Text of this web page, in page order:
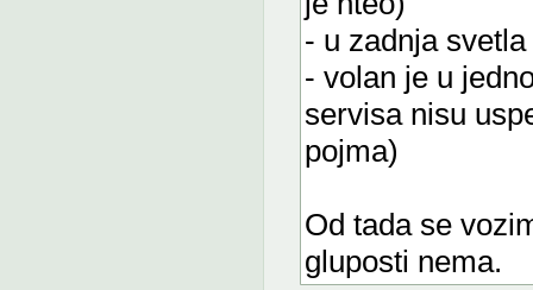
- u zadnja
- volan je u
servisa nisu
pojma)
Od tada se
gluposti nema.